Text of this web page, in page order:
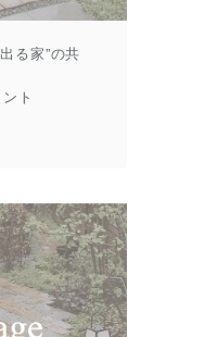
る家”の共
ト